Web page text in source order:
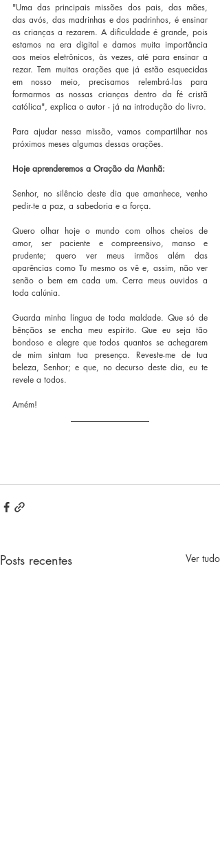
"Uma das principais missões dos pais, das mães,
das avós, das madrinhas e dos padrinhos, é ensinar
as crianças a rezarem. A dificuldade é grande, pois
estamos na era digital e damos muita importância
aos meios eletrônicos, às vezes, até para ensinar a
rezar. Tem muitas orações que já estão esquecidas
em nosso meio, precisamos relembrá-las para
formarmos as nossas crianças dentro da fé cristã
católica", explica o autor - já na introdução do livro.
Para ajudar nessa missão, vamos compartilhar nos
próximos meses algumas dessas orações.
Hoje aprenderemos a Oração da Manhã:
Senhor, no silêncio deste dia que amanhece, venho
pedir-te a paz, a sabedoria e a força.
Quero olhar hoje o mundo com olhos cheios de
amor, ser paciente e compreensivo, manso e
prudente; quero ver meus irmãos além das
aparências como Tu mesmo os vê e, assim, não ver
senão o bem em cada um. Cerra meus ouvidos a
toda calúnia.
Guarda minha língua de toda maldade. Que só de
bênçãos se encha meu espírito. Que eu seja tão
bondoso e alegre que todos quantos se achegarem
de mim sintam tua presença. Reveste-me de tua
beleza, Senhor; e que, no decurso deste dia, eu te
revele a todos.
Amém!
Posts recentes Ver tudo